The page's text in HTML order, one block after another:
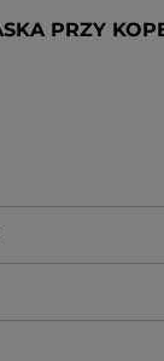
PRZY